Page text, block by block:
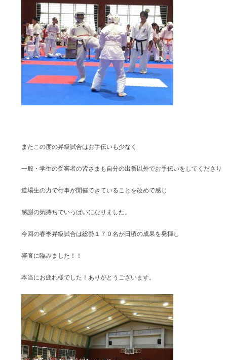
またこの度の昇級試合はお手伝いも少なく
一般・学生の受審者の皆さまも自分の出番以外でお手伝いをしてくださり
道場生の力で行事が開催できていることを改めで感じ
感謝の気持ちでいっぱいになりました。
今回の春季昇級試合は総勢１７０名が日頃の成果を発揮し
審査に臨みました！！
本当にお疲れ様でした！ありがとうございます。